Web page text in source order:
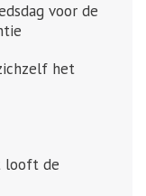
voor de
het
looft de